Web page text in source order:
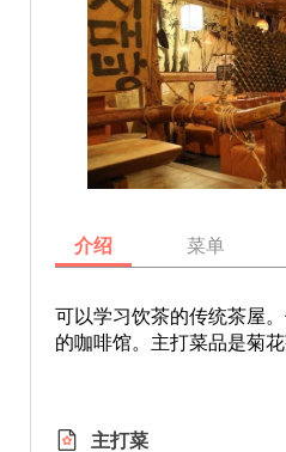
介绍 菜单
可以学习饮茶的传统茶屋
的咖啡馆。主打菜品是菊花
主打菜